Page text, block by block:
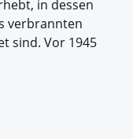
in dessen
verbrannten
sind. Vor 1945